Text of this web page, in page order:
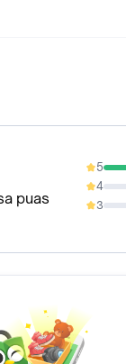
puas
5
100%
4
0%
3
0%